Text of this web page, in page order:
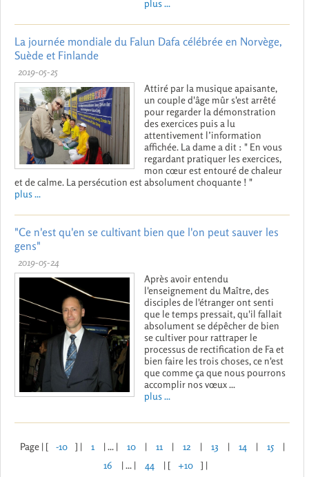
plus ...
La journée mondiale du Falun Dafa célébrée en Norvège,
Suède et Finlande
2019-05-25
Attiré par la musique apaisante,
un couple d'âge mûr s'est arrêté
pour regarder la démonstration
des exercices puis a lu
attentivement l’information
affichée. La dame a dit : " En vous
regardant pratiquer les exercices,
mon cœur est entouré de chaleur
et de calme. La persécution est absolument choquante ! "
plus ...
"Ce n'est qu'en se cultivant bien que l'on peut sauver les
gens"
2019-05-24
Après avoir entendu
l'enseignement du Maître, des
disciples de l'étranger ont senti
que le temps pressait, qu'il fallait
absolument se dépêcher de bien
se cultiver pour rattraper le
processus de rectification de Fa et
bien faire les trois choses, ce n'est
que comme ça que nous pourrons
accomplir nos vœux ...
plus ...
Page | [ -10 ] | 1 | ... | 10 | 11 | 12 | 13 | 14 | 15
|
16
| ... | 44 | [ +10 ] |